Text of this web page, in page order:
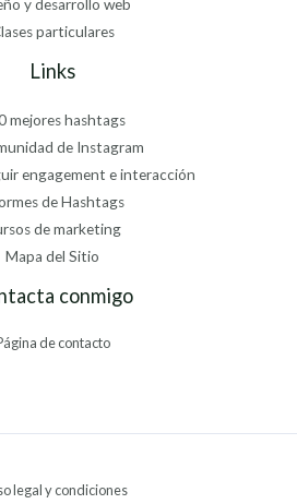
y desarrollo web
particulares
Links
mejores hashtags
de Instagram
engagement e interacción
de Hashtags
de marketing
Mapa del Sitio
conmigo
de contacto
legal y condiciones